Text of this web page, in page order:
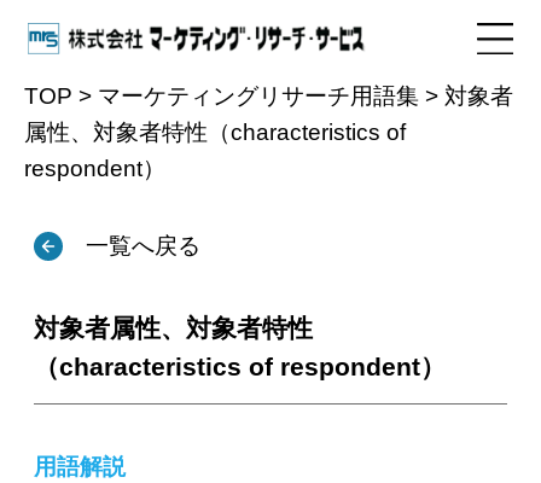
TOP > マーケティングリサーチ用語集 > 対象者
属性、対象者特性（characteristics of
respondent）
用語集
一覧へ戻る
対象者属性、対象者特性
（characteristics of respondent）
用語解説